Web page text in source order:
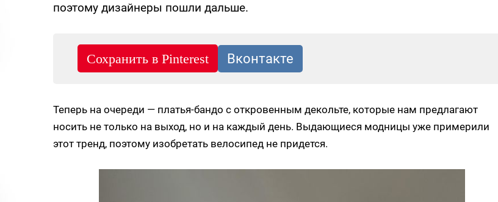
поэтому дизайнеры пошли дальше.
Теперь на очереди — платья-бандо с откровенным декольте, которые нам предлагают
носить не только на выход, но и на каждый день. Выдающиеся модницы уже примерили
этот тренд, поэтому изобретать велосипед не придется.